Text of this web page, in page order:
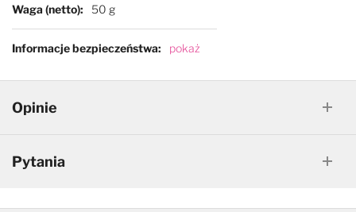
Waga (netto) 50 g
Informacje bezpieczeństwa pokaż
Opinie
Pytania